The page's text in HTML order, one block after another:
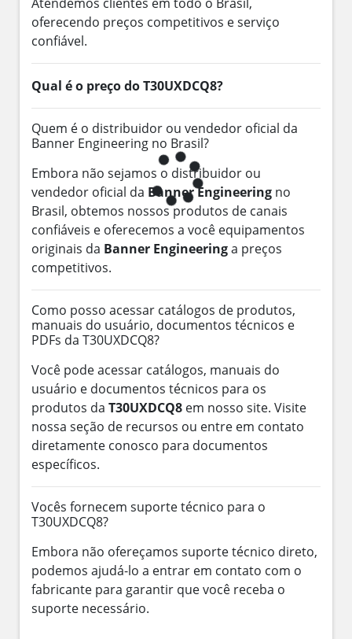
oferecendo preços competitivos e serviço
confiável.
Qual é o preço do T30UXDCQ8?
Quem é o distribuidor ou vendedor oficial da
Banner Engineering no Brasil?
Embora não sejamos o distribuidor ou
vendedor oficial da Banner Engineering no
Brasil, obtemos nossos produtos de canais
confiáveis e oferecemos a você equipamentos
originais da Banner Engineeringa preços
competitivos.
Como posso acessar catálogos de produtos,
manuais do usuário, documentos técnicos e
PDFs da T30UXDCQ8?
Você pode acessar catálogos, manuais do
usuário e documentos técnicos para os
produtos da T30UXDCQ8 em nosso site. Visite
nossa seção de recursos ou entre em contato
diretamente conosco para documentos
específicos.
Vocês fornecem suporte técnico para o
T30UXDCQ8?
Embora não ofereçamos suporte técnico direto,
podemos ajudá-lo a entrar em contato com o
fabricante para garantir que você receba o
suporte necessário.